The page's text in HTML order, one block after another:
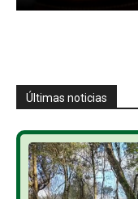
Últimas noticias